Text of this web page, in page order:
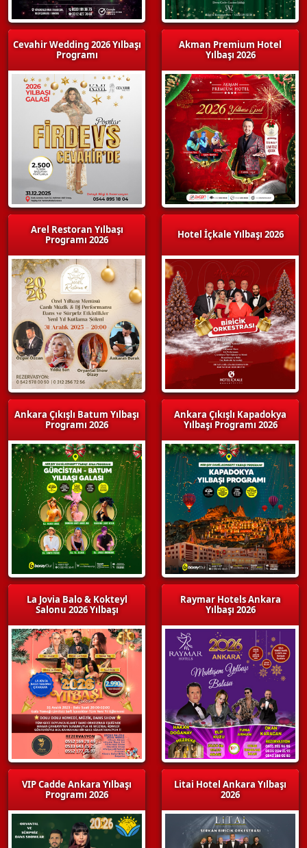
Cevahir Wedding 2026 Yılbaşı
Programı
Arel Restoran Yılbaşı
Programı 2026
Ankara Çıkışlı Batum Yılbaşı
Programı 2026
La Jovia Balo & Kokteyl
Salonu 2026 Yılbaşı
VIP Cadde Ankara Yılbaşı
Programı 2026
Akman Premium Hotel
Yılbaşı 2026
Hotel İçkale Yılbaşı 2026
Ankara Çıkışlı Kapadokya
Yılbaşı Programı 2026
Raymar Hotels Ankara
Yılbaşı 2026
Litai Hotel Ankara Yılbaşı
2026